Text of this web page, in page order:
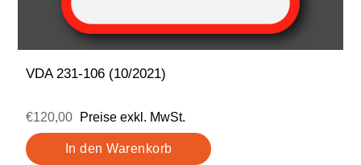
VDA 231-106 (10/2021)
€120,00 Preise exkl. MwSt.